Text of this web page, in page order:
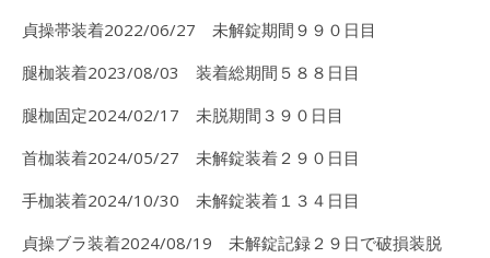
貞操帯装着2022/06/27 未解錠期間９９０日目
腿枷装着2023/08/03 装着総期間５８８日目
腿枷固定2024/02/17 未脱期間３９０日目
首枷装着2024/05/27 未解錠装着２９０日目
手枷装着2024/10/30 未解錠装着１３４日目
貞操ブラ装着2024/08/19 未解錠記録２９日で破損装脱